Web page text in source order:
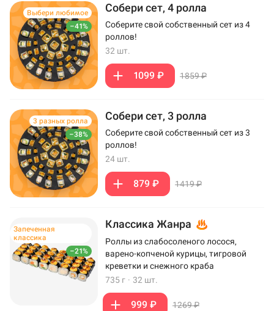
–41%
Выбери любимое Собери сет, 4 ролла
Соберите свой собственный сет из 4
роллов!
32 шт.
1099 ₽ 1859 ₽
–38%
3 разных ролла Собери сет, 3 ролла
Соберите свой собственный сет из 3
роллов!
24 шт.
879 ₽ 1419 ₽
–21%
Запеченная
классика
Классика Жанра
Роллы из слабосоленого лосося,
варено-копченой курицы, тигровой
креветки и снежного краба
735 г · 32 шт.
999 ₽ 1269 ₽